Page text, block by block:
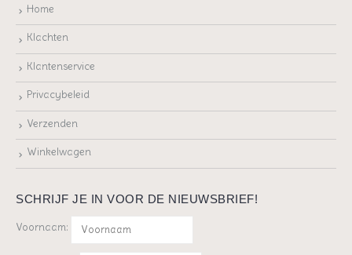
Home
Klachten
Klantenservice
Privacybeleid
Verzenden
Winkelwagen
SCHRIJF JE IN VOOR DE NIEUWSBRIEF!
Voornaam: